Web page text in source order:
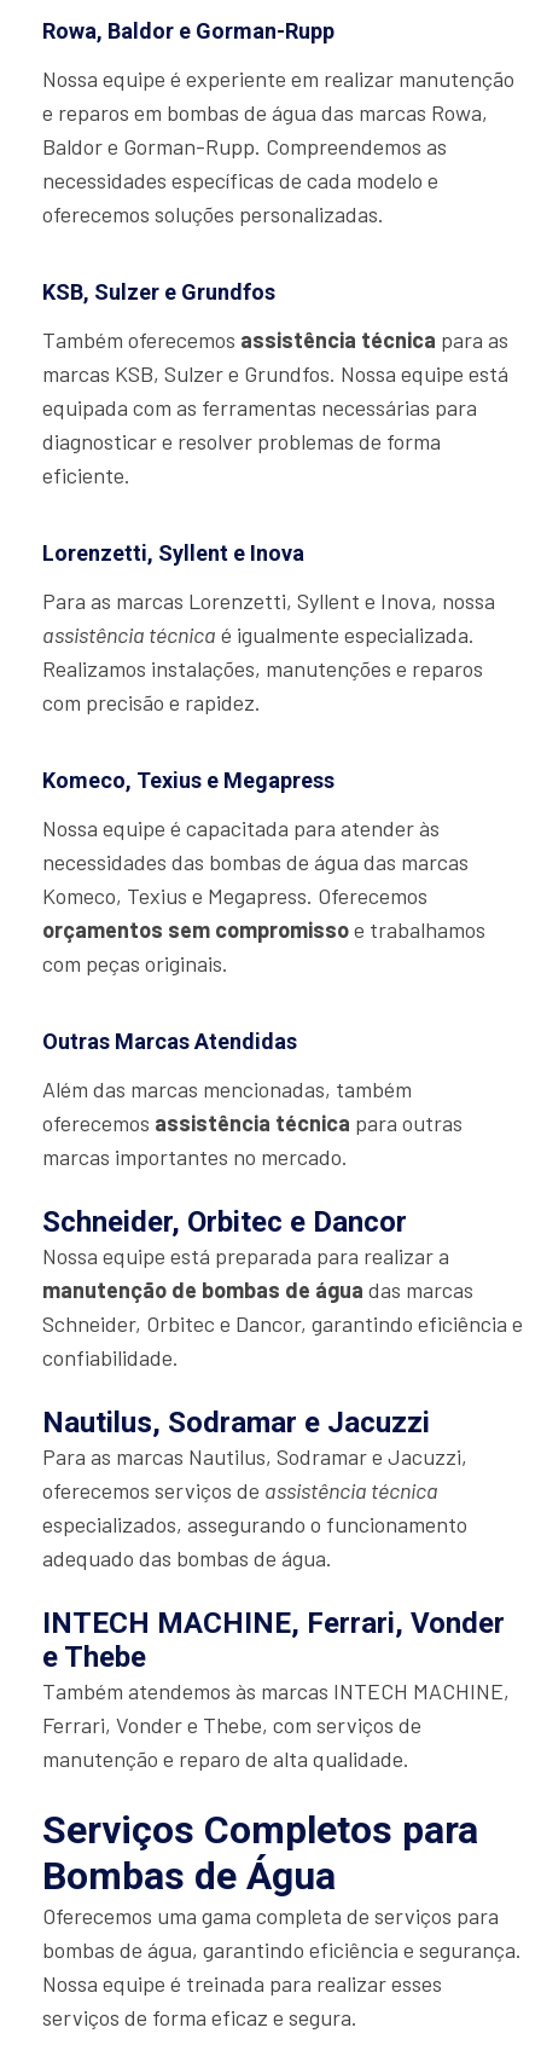
Rowa, Baldor e Gorman-Rupp
Nossa equipe é experiente em realizar manutenção
e reparos em bombas de água das marcas Rowa,
Baldor e Gorman-Rupp. Compreendemos as
necessidades específicas de cada modelo e
oferecemos soluções personalizadas.
KSB, Sulzer e Grundfos
Também oferecemos assistência técnica para as
marcas KSB, Sulzer e Grundfos. Nossa equipe está
equipada com as ferramentas necessárias para
diagnosticar e resolver problemas de forma
eficiente.
Lorenzetti, Syllent e Inova
Para as marcas Lorenzetti, Syllent e Inova, nossa
assistência técnica é igualmente especializada.
Realizamos instalações, manutenções e reparos
com precisão e rapidez.
Komeco, Texius e Megapress
Nossa equipe é capacitada para atender às
necessidades das bombas de água das marcas
Komeco, Texius e Megapress. Oferecemos
orçamentos sem compromissoe trabalhamos
com peças originais.
Outras Marcas Atendidas
Além das marcas mencionadas, também
oferecemos assistência técnica para outras
marcas importantes no mercado.
Schneider, Orbitec e Dancor
Nossa equipe está preparada para realizar a
manutenção de bombas de água das marcas
Schneider, Orbitec e Dancor, garantindo eficiência e
confiabilidade.
Nautilus, Sodramar e Jacuzzi
Para as marcas Nautilus, Sodramar e Jacuzzi,
oferecemos serviços de assistência técnica
especializados, assegurando o funcionamento
adequado das bombas de água.
INTECH MACHINE, Ferrari, Vonder
e Thebe
Também atendemos às marcas INTECH MACHINE,
Ferrari, Vonder e Thebe, com serviços de
manutenção e reparo de alta qualidade.
Serviços Completos para
Bombas de Água
Oferecemos uma gama completa de serviços para
bombas de água, garantindo eficiência e segurança.
Nossa equipe é treinada para realizar esses
serviços de forma eficaz e segura.